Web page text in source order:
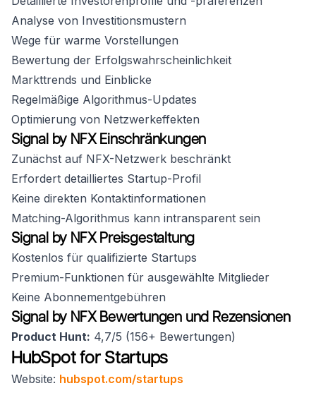
Analyse von Investitionsmustern
Wege für warme Vorstellungen
Bewertung der Erfolgswahrscheinlichkeit
Markttrends und Einblicke
Regelmäßige Algorithmus-Updates
Optimierung von Netzwerkeffekten
Signal by NFX Einschränkungen
Zunächst auf NFX-Netzwerk beschränkt
Erfordert detailliertes Startup-Profil
Keine direkten Kontaktinformationen
Matching-Algorithmus kann intransparent sein
Signal by NFX Preisgestaltung
Kostenlos für qualifizierte Startups
Premium-Funktionen für ausgewählte Mitglieder
Keine Abonnementgebühren
Signal by NFX Bewertungen und Rezensionen
Product Hunt: 4,7/5 (156+ Bewertungen)
HubSpot for Startups
Website: hubspot.com/startups